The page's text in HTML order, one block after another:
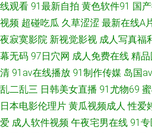
涩伦理影院 97资源共享 日韩51页 白嫩精
热视频在线观看 日韩最新AV 成人无码波多
家 91超碰最新 日韩无码精品久久 91av网
成人小视频 91av天堂影院
线观看 91最新自拍 黄色软件91 国
视频 超碰吃瓜 久草涩涩 最新在线A
夜寂寞影院 新视觉影视 成人写真福
幕无码 97日穴网 成人免费在线 精
清 91av在线播放 91制作传媒 岛国
乱二乱三 日韩美女直播 91尤物69
日本电影伦理片 黄瓜视频成人 性爱
爱 成人软件视频 午夜宅男在线 91